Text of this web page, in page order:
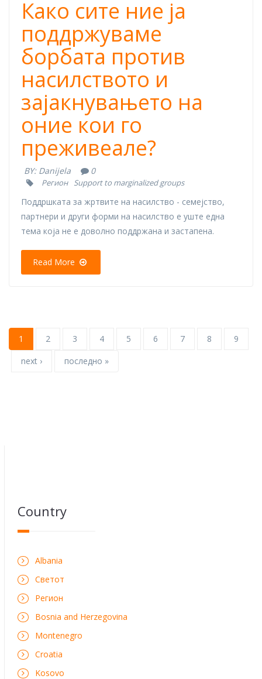
Како сите ние ја
поддржуваме
борбата против
насилството и
зајакнувањето на
оние кои го
преживеале?
BY: Danijela 0
Регион Support to marginalized groups
Поддршката за жртвите на насилство - семејство,
партнери и други форми на насилство е уште една
тема која не е доволно поддржана и застапена.
Read More
1 2 3 4 5 6 7 8
9
next ›
последно »
Country
Albania
Светот
Регион
Bosnia and Herzegovina
Montenegro
Croatia
Kosovo